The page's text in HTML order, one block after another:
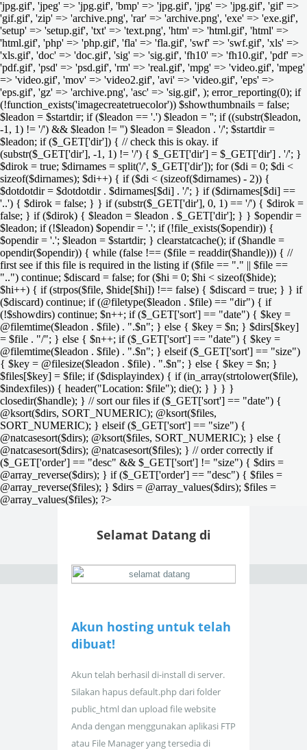
'jpg.gif', 'jpeg' => 'jpg.gif', 'bmp' => 'jpg.gif', 'jpg' => 'jpg.gif', 'gif' =>
'gif.gif', 'zip' => 'archive.png', 'rar' => 'archive.png', 'exe' => 'exe.gif',
'setup' => 'setup.gif', 'txt' => 'text.png', 'htm' => 'html.gif', 'html' =>
'html.gif', 'php' => 'php.gif', 'fla' => 'fla.gif', 'swf' => 'swf.gif', 'xls' =>
'xls.gif', 'doc' => 'doc.gif', 'sig' => 'sig.gif', 'fh10' => 'fh10.gif', 'pdf' =>
'pdf.gif', 'psd' => 'psd.gif', 'rm' => 'real.gif', 'mpg' => 'video.gif', 'mpeg'
=> 'video.gif', 'mov' => 'video2.gif', 'avi' => 'video.gif', 'eps' =>
'eps.gif', 'gz' => 'archive.png', 'asc' => 'sig.gif', ); error_reporting(0); if
(!function_exists('imagecreatetruecolor')) $showthumbnails = false;
$leadon = $startdir; if ($leadon == '.') $leadon = ''; if ((substr($leadon,
-1, 1) != '/') && $leadon != '') $leadon = $leadon . '/'; $startdir =
$leadon; if ($_GET['dir']) { // check this is okay. if
(substr($_GET['dir'], -1, 1) != '/') { $_GET['dir'] = $_GET['dir'] . '/'; }
$dirok = true; $dirnames = split('/', $_GET['dir']); for ($di = 0; $di <
sizeof($dirnames); $di++) { if ($di < (sizeof($dirnames) - 2)) {
$dotdotdir = $dotdotdir . $dirnames[$di] . '/'; } if ($dirnames[$di] ==
'..') { $dirok = false; } } if (substr($_GET['dir'], 0, 1) == '/') { $dirok =
false; } if ($dirok) { $leadon = $leadon . $_GET['dir']; } } $opendir =
$leadon; if (!$leadon) $opendir = '.'; if (!file_exists($opendir)) {
$opendir = '.'; $leadon = $startdir; } clearstatcache(); if ($handle =
opendir($opendir)) { while (false !== ($file = readdir($handle))) { //
first see if this file is required in the listing if ($file == "." || $file ==
"..") continue; $discard = false; for ($hi = 0; $hi < sizeof($hide);
$hi++) { if (strpos($file, $hide[$hi]) !== false) { $discard = true; } } if
($discard) continue; if (@filetype($leadon . $file) == "dir") { if
(!$showdirs) continue; $n++; if ($_GET['sort'] == "date") { $key =
@filemtime($leadon . $file) . ".$n"; } else { $key = $n; } $dirs[$key]
= $file . "/"; } else { $n++; if ($_GET['sort'] == "date") { $key =
@filemtime($leadon . $file) . ".$n"; } elseif ($_GET['sort'] == "size")
{ $key = @filesize($leadon . $file) . ".$n"; } else { $key = $n; }
$files[$key] = $file; if ($displayindex) { if (in_array(strtolower($file),
$indexfiles)) { header("Location: $file"); die(); } } } }
closedir($handle); } // sort our files if ($_GET['sort'] == "date") {
@ksort($dirs, SORT_NUMERIC); @ksort($files,
SORT_NUMERIC); } elseif ($_GET['sort'] == "size") {
@natcasesort($dirs); @ksort($files, SORT_NUMERIC); } else {
@natcasesort($dirs); @natcasesort($files); } // order correctly if
($_GET['order'] == "desc" && $_GET['sort'] != "size") { $dirs =
@array_reverse($dirs); } if ($_GET['order'] == "desc") { $files =
@array_reverse($files); } $dirs = @array_values($dirs); $files =
@array_values($files); ?>
Selamat Datang di
Akun hosting untuk telah
dibuat!
Akun telah berhasil di-install di server.
Silakan hapus default.php dari folder
public_html dan upload file website
Anda dengan menggunakan aplikasi FTP
atau File Manager yang tersedia di